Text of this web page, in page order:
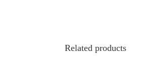
Related products